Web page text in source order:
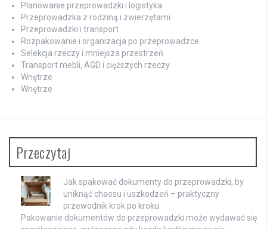
Planowanie przeprowadzki i logistyka
Przeprowadzka z rodziną i zwierzętami
Przeprowadzki i transport
Rozpakowanie i organizacja po przeprowadzce
Selekcja rzeczy i mniejsza przestrzeń
Transport mebli, AGD i cięższych rzeczy
Wnętrze
Wnętrze
Przeczytaj
Jak spakować dokumenty do przeprowadzki, by
uniknąć chaosu i uszkodzeń – praktyczny
przewodnik krok po kroku
Pakowanie dokumentów do przeprowadzki może wydawać się